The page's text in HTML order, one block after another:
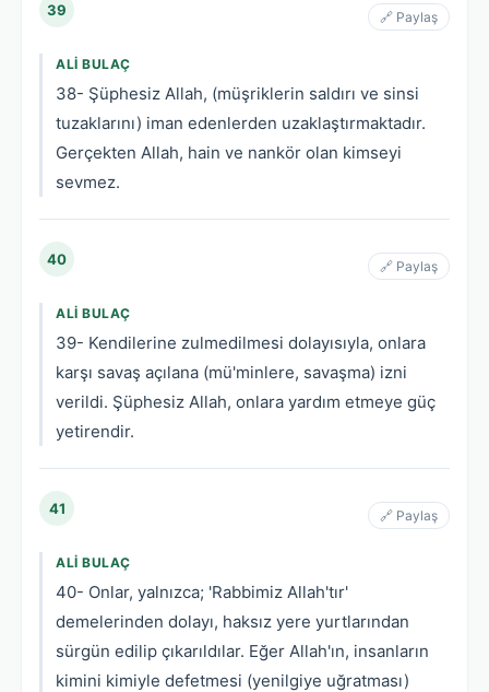
39 🔗 Paylaş
ALI BULAÇ
38- Şüphesiz Allah, (müşriklerin saldırı ve sinsi
tuzaklarını) iman edenlerden uzaklaştırmaktadır.
Gerçekten Allah, hain ve nankör olan kimseyi
sevmez.
40 🔗 Paylaş
ALI BULAÇ
39- Kendilerine zulmedilmesi dolayısıyla, onlara
karşı savaş açılana (mü'minlere, savaşma) izni
verildi. Şüphesiz Allah, onlara yardım etmeye güç
yetirendir.
41 🔗 Paylaş
ALI BULAÇ
40- Onlar, yalnızca; 'Rabbimiz Allah'tır'
demelerinden dolayı, haksız yere yurtlarından
sürgün edilip çıkarıldılar. Eğer Allah'ın, insanların
kimini kimiyle defetmesi (yenilgiye uğratması)